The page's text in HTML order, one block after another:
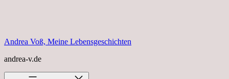
Andrea Voß, Meine Lebensgeschichten
andrea-v.de